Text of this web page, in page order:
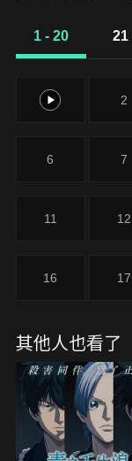
在村裡的蕾娜她
1 - 20 21
1 2
6 7
11 12
16 17
其他人也看了